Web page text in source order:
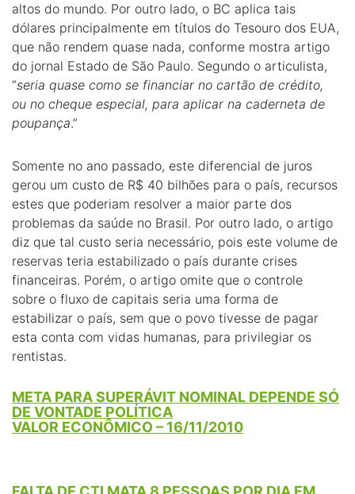
altos do mundo. Por outro lado, o BC aplica tais
dólares principalmente em títulos do Tesouro dos EUA,
que não rendem quase nada, conforme mostra artigo
do jornal Estado de São Paulo. Segundo o articulista,
“seria quase como se financiar no cartão de crédito,
ou no cheque especial, para aplicar na caderneta de
poupança.”
Somente no ano passado, este diferencial de juros
gerou um custo de R$ 40 bilhões para o país, recursos
estes que poderiam resolver a maior parte dos
problemas da saúde no Brasil. Por outro lado, o artigo
diz que tal custo seria necessário, pois este volume de
reservas teria estabilizado o país durante crises
financeiras. Porém, o artigo omite que o controle
sobre o fluxo de capitais seria uma forma de
estabilizar o país, sem que o povo tivesse de pagar
esta conta com vidas humanas, para privilegiar os
rentistas.
META PARA SUPERÁVIT NOMINAL DEPENDE SÓ
DE VONTADE POLÍTICA
VALOR ECONÔMICO – 16/11/2010